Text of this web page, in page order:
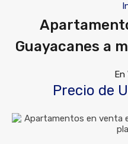
Guayacanes a
En
Precio de